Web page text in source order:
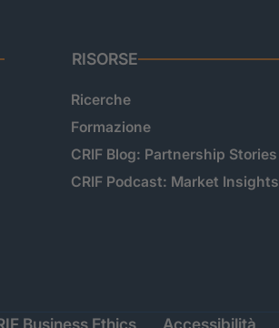
RISORSE
Ricerche
Formazione
CRIF Blog: Partnership Stories
CRIF Podcast: Market Insights
Business Ethics Accessibilità